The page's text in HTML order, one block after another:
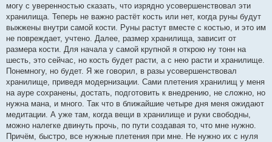
могу с уверенностью сказать, что изрядно усовершенствовал эти
хранилища. Теперь не важно растёт кость или нет, когда руны будут
выжжены внутри самой кости. Руны растут вместе с костью, и это им
не повреждает, учтено. Далее, размер хранилища, зависит от
размера кости. Для начала у самой крупной я открою ну тонн на
шесть, это сейчас, но кость будет расти, а с нею расти и хранилище.
Понемногу, но будет. Я же говорил, в разы усовершенствовал
хранилище, приведя модернизации. Сами плетения хранилищ у меня
на ауре сохранены, достать, подготовить к внедрению, не сложно, но
нужна мана, и много. Так что в ближайшие четыре дня меня ожидают
медитации. А уже там, когда вещи в хранилище и руки свободны,
можно налегке двинуть прочь, по пути создавая то, что мне нужно.
Причём, быстро, все нужные плетения при мне. Не нужно их с нуля